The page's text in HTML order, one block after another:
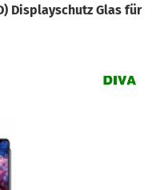
Dis­play­schutz Glas für